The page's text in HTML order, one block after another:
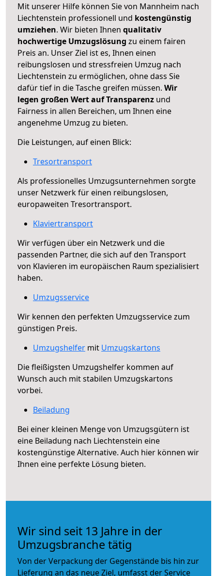
Mit unserer Hilfe können Sie von Mannheim nach
Liechtenstein professionell und kostengünstig
umziehen. Wir bieten Ihnen qualitativ
hochwertige Umzugslösung zu einem fairen
Preis an. Unser Ziel ist es, Ihnen einen
reibungslosen und stressfreien Umzug nach
Liechtenstein zu ermöglichen, ohne dass Sie
dafür tief in die Tasche greifen müssen. Wir
legen großen Wert auf Transparenz und
Fairness in allen Bereichen, um Ihnen eine
angenehme Umzug zu bieten.
Die Leistungen, auf einen Blick:
Tresortransport
Als professionelles Umzugsunternehmen sorgte
unser Netzwerk für einen reibungslosen,
europaweiten Tresortransport.
Klaviertransport
Wir verfügen über ein Netzwerk und die
passenden Partner, die sich auf den Transport
von Klavieren im europäischen Raum spezialisiert
haben.
Umzugsservice
Wir kennen den perfekten Umzugsservice zum
günstigen Preis.
Umzugshelfer mit Umzugskartons
Die fleißigsten Umzugshelfer kommen auf
Wunsch auch mit stabilen Umzugskartons
vorbei.
Beiladung
Bei einer kleinen Menge von Umzugsgütern ist
eine Beiladung nach Liechtenstein eine
kostengünstige Alternative. Auch hier können wir
Ihnen eine perfekte Lösung bieten.
Wir sind seit 13 Jahre in der
Umzugsbranche tätig
Von der Verpackung der Gegenstände bis hin zur
Lieferung an das neue Ziel, umfasst der Service